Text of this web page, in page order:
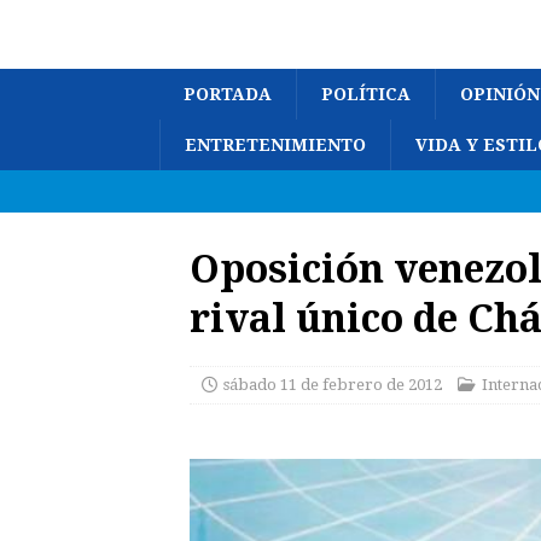
PORTADA POLÍTICA OPINIÓN
ENTRETENIMIENTO VIDA Y
Oposición
rival único de
sábado 11 de febrero de 2012